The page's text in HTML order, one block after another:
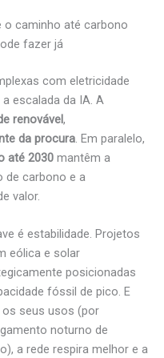
o caminho até carbono
fazer já
com eletricidade
escalada da IA. A
renovável,
da procura. Em paralelo,
até 2030 mantêm a
de carbono e a
valor.
é estabilidade. Projetos
eólica e solar
posicionadas
fóssil de pico. E
seus usos (por
noturno de
a rede respira melhor e a